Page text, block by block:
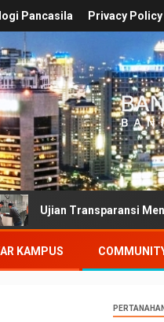
Pancasila Privacy Policy
Menteri Nusron
KAMPUS
PERTANAHAN